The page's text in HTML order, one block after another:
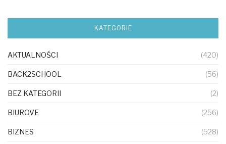
KATEGORIE
AKTUALNOŚCI (420)
BACK2SCHOOL (56)
BEZ KATEGORII (2)
BIUROVE (256)
BIZNES (528)